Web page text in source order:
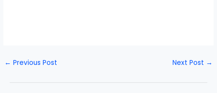
← Previous Post Next Post →